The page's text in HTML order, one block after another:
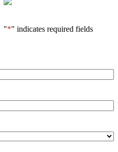
"*" indicates required fields